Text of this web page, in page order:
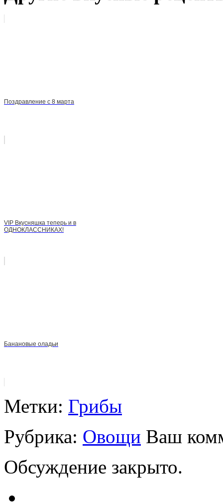
Поздравление с 8 марта
VIP Вкусняшка теперь и в
ОДНОКЛАССНИКАХ!
Банановые оладьи
Метки: Грибы
Рубрика: Овощи Ваш
Обсуждение закрыто.